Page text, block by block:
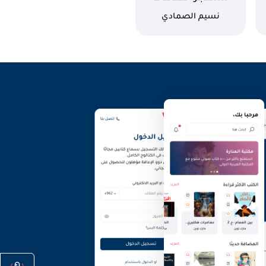
وتطير المليارات
كاتب
نسيم الصمادي